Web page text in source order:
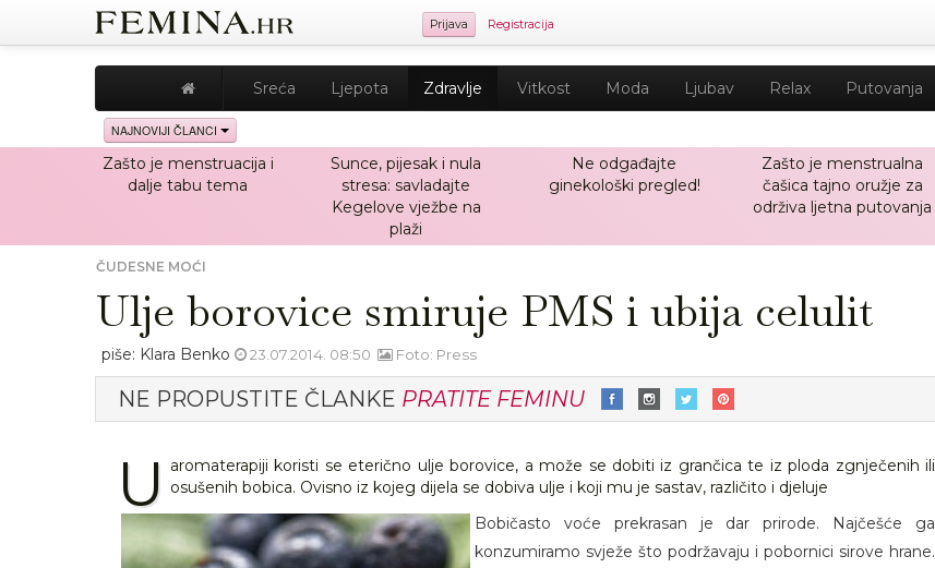
Prijava Registracija
Sreća Ljepota Zdravlje Vitkost Moda Ljubav Relax Putovanja
NAJNOVIJI ČLANCI
Zašto je menstruacija i
dalje tabu tema
Sunce, pijesak i nula
stresa: savladajte
Kegelove vježbe na
plaži
Ne odgađajte
ginekološki pregled!
Zašto je menstrualna
čašica tajno oružje za
održiva ljetna putovanja
ČUDESNE MOĆI
Ulje borovice smiruje PMS i ubija celulit
piše: Klara Benko 23.07.2014. 08:50 Foto: Press
NE PROPUSTITE ČLANKE PRATITE FEMINU
U aromaterapiji koristi se eterično ulje borovice, a može se dobiti iz grančica te iz ploda zgnječenih ili
osušenih bobica. Ovisno iz kojeg dijela se dobiva ulje i koji mu je sastav, različito i djeluje
Bobičasto voće prekrasan je dar prirode. Najčešće ga
konzumiramo svježe što podržavaju i pobornici sirove hrane.